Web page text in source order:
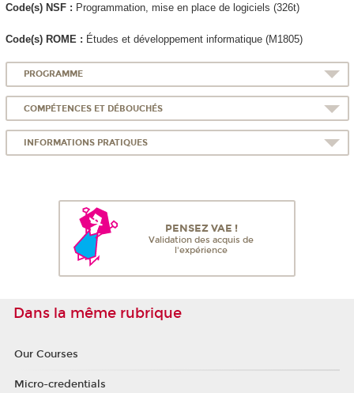
Code(s) NSF : Programmation, mise en place de logiciels (326t)
Code(s) ROME : Études et développement informatique (M1805)
PROGRAMME
COMPÉTENCES ET DÉBOUCHÉS
INFORMATIONS PRATIQUES
PENSEZ VAE !
Validation des acquis de
l'expérience
Dans la même rubrique
Our Courses
Micro-credentials